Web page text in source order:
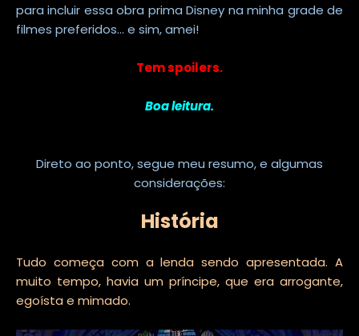
para incluir essa obra prima Disney na minha grade de
filmes preferidos... e sim, amei!
Tem spoilers.
Boa leitura.
Direto ao ponto, segue meu resumo, e algumas
considerações:
História
Tudo começa com a lenda sendo apresentada. A
muito tempo, havia um príncipe, que era arrogante,
egoísta e mimado.